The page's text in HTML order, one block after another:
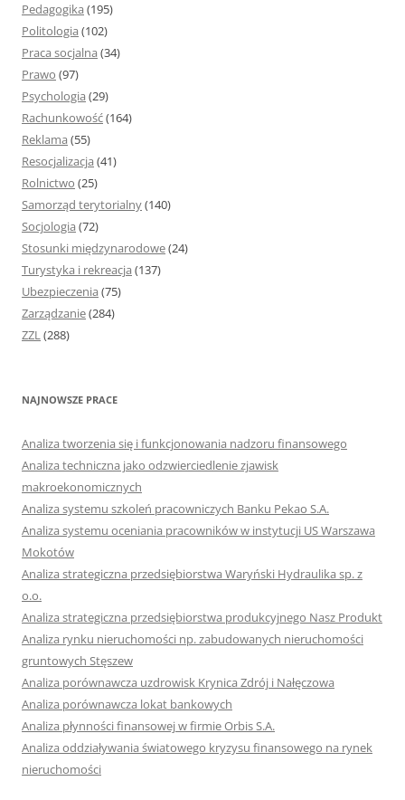
Pedagogika (195)
Politologia (102)
Praca socjalna (34)
Prawo (97)
Psychologia (29)
Rachunkowość(164)
Reklama (55)
Resocjalizacja (41)
Rolnictwo (25)
Samorząd terytorialny(140)
Socjologia (72)
Stosunki międzynarodowe(24)
Turystyka i rekreacja (137)
Ubezpieczenia (75)
Zarządzanie(284)
ZZL(288)
NAJNOWSZE PRACE
Analiza tworzenia się i funkcjonowania nadzoru finansowego
Analiza techniczna jako odzwierciedlenie zjawisk
makroekonomicznych
Analiza systemu szkoleń pracowniczych Banku Pekao S.A.
Analiza systemu oceniania pracowników w instytucji US Warszawa
Mokotów
Analiza strategiczna przedsiębiorstwa Waryński Hydraulika sp. z
o.o.
Analiza strategiczna przedsiębiorstwa produkcyjnego Nasz Produkt
Analiza rynku nieruchomości np. zabudowanych nieruchomości
gruntowych Stęszew
Analiza porównawcza uzdrowisk Krynica Zdrój i Nałęczowa
Analiza porównawcza lokat bankowych
Analiza płynności finansowej w firmie Orbis S.A.
Analiza oddziaływania światowego kryzysu finansowego na rynek
nieruchomości